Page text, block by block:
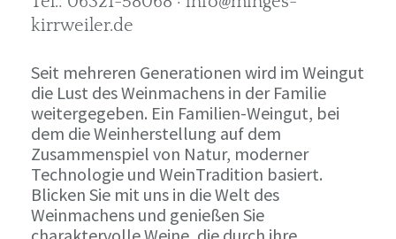
kirrweiler.de
Seit mehreren Generationen wird im Weingut
die Lust des Weinmachens in der Familie
weitergegeben. Ein Familien-Weingut, bei
dem die Weinherstellung auf dem
Zusammenspiel von Natur, moderner
Technologie und WeinTradition basiert.
Blicken Sie mit uns in die Welt des
Weinmachens und genießen Sie